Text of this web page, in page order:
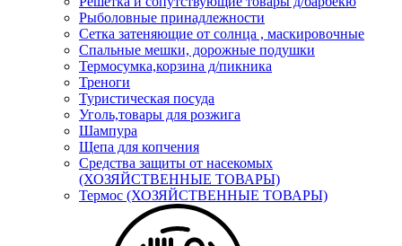
Рыболовные принадлежности
Сетка затеняющие от солнца , маскировочные
Спальные мешки, дорожные подушки
Термосумка,корзина д/пикника
Треноги
Туристическая посуда
Уголь,товары для розжига
Шампура
Щепа для копчения
Средства защиты от насекомых
(ХОЗЯЙСТВЕННЫЕ ТОВАРЫ)
Термос (ХОЗЯЙСТВЕННЫЕ ТОВАРЫ)